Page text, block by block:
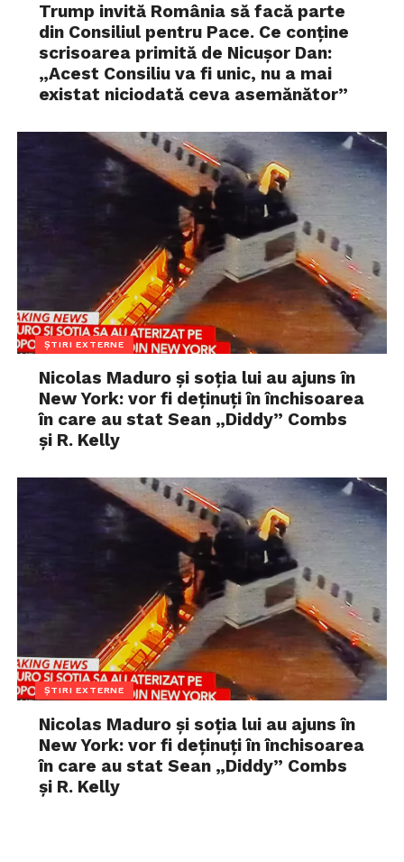
Trump invită România să facă parte
din Consiliul pentru Pace. Ce conține
scrisoarea primită de Nicușor Dan:
„Acest Consiliu va fi unic, nu a mai
existat niciodată ceva asemănător”
ȘTIRI EXTERNE
Nicolas Maduro și soția lui au ajuns în
New York: vor fi deținuți în închisoarea
în care au stat Sean „Diddy” Combs
și R. Kelly
ȘTIRI EXTERNE
Nicolas Maduro și soția lui au ajuns în
New York: vor fi deținuți în închisoarea
în care au stat Sean „Diddy” Combs
și R. Kelly